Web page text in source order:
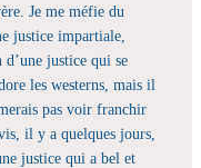
Je me méfie du
justice impartiale,
justice qui se
les westerns, mais il
pas voir franchir
il y a quelques jours,
justice qui a bel et